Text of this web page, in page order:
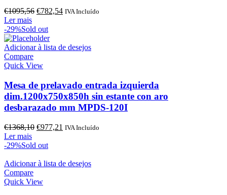
€1095,56 O
original
era:
€1095,56.
€782,54O
€782,54.
IVA Incluído
Ler mais
-29%Sold out
Adicionar à lista de desejos
Compare
Quick View
Mesa de prelavado entrada izquierda
dim.1200x750x850h sin estante con aro
desbarazado mm MPDS-120I
€1368,10 O
original
€1368,10.
€977,21 O
€977,21.
IVA Incluído
Ler mais
-29%Sold out
Adicionar à lista de desejos
Compare
Quick View